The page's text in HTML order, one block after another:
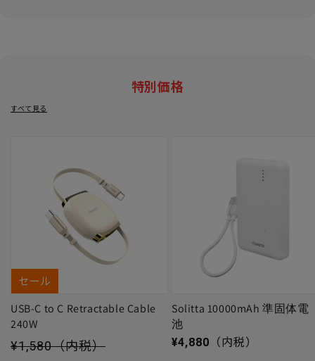
特別価格
すべて見る
セール
USB-C to C Retractable Cable
240W
セール価格
¥1,580（内税）
Solitta 10000mAh 準固体電
池
通常価格
¥4,880 （内税）